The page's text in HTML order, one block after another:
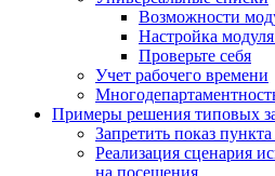
Возможности
Настройка
Проверьте себя
Учет рабочего времени
Примеры решения типовых
Запретить показ
Реализация сценария
на посещения